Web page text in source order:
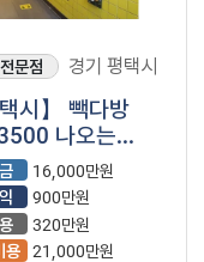
문점 경기 평택시
택시】 빽다방
나오는
이즈 카페
수 직거래
니다
16,000만원
900만원
320만원
용 21,000만원